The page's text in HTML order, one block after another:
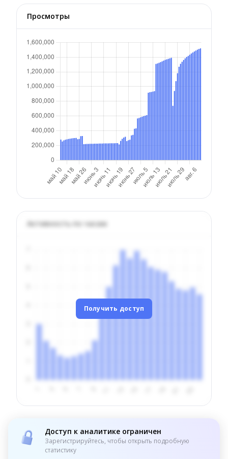
Просмотры
Активность по часам
Получить доступ
Доступ к аналитике ограничен
Зарегистрируйтесь, чтобы открыть подробную
статистику